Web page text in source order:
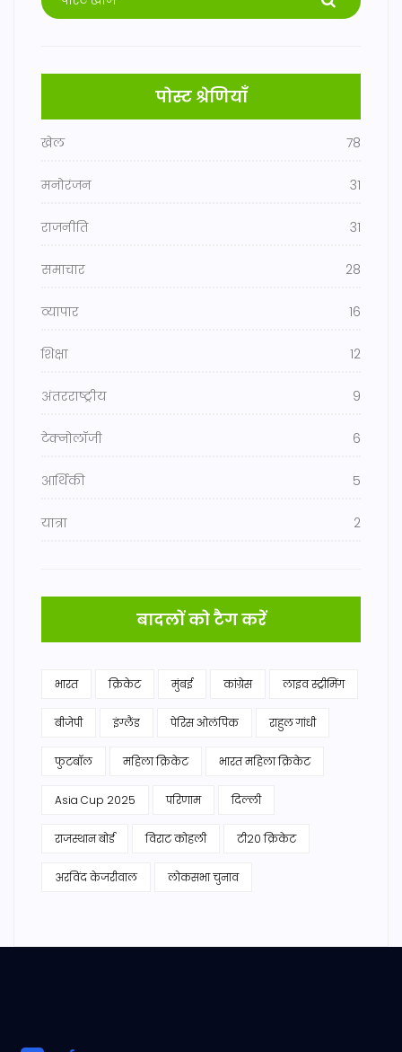
पोस्ट श्रेणियाँ
खेल 78
मनोरंजन 31
राजनीति 31
समाचार 28
व्यापार 16
शिक्षा 12
अंतरराष्ट्रीय 9
टेक्नोलॉजी 6
आर्थिकी 5
यात्रा 2
बादलों को टैग करें
भारत क्रिकेट मुंबई कांग्रेस लाइव स्ट्रीमिंग
बीजेपी इंग्लैंड पेरिस ओलंपिक राहुल गांधी
फुटबॉल महिला क्रिकेट भारत महिला क्रिकेट
Asia Cup 2025 परिणाम दिल्ली
राजस्थान बोर्ड विराट कोहली टी20 क्रिकेट
अरविंद केजरीवाल लोकसभा चुनाव